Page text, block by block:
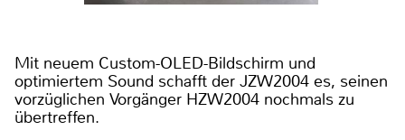
Mit neuem Custom-OLED-Bildschirm und
optimiertem Sound schafft der JZW2004 es, seinen
vorzüglichen Vorgänger HZW2004 nochmals zu
übertreffen.